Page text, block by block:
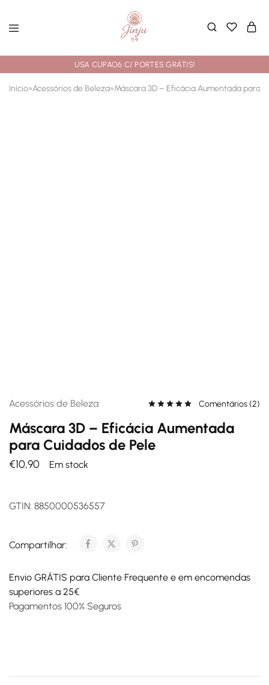
USA CUPAO6 C/ PORTES GRÁTIS!
Início»Acessórios de Beleza»Máscara 3D – Eficácia Aumentada para
Acessórios de Beleza Comentários (2)
Máscara 3D – Eficácia Aumentada
para Cuidados de Pele
€10,90 Em stock
GTIN: 8850000536557
Compartilhar:
Envio GRÁTIS para Cliente Frequente e em encomendas
superiores a 25€
Pagamentos 100% Seguros